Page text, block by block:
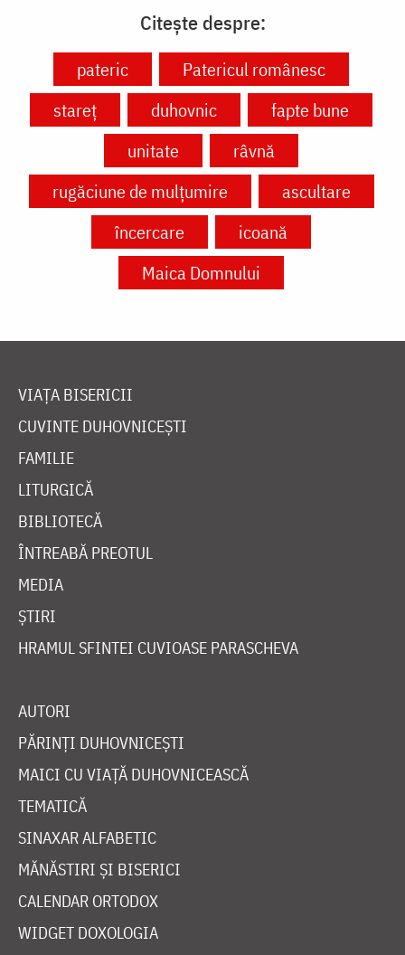
Citește despre:
pateric
Patericul românesc
stareț
duhovnic
fapte bune
unitate
râvnă
rugăciune de mulțumire
ascultare
încercare
icoană
Maica Domnului
VIAȚA BISERICII
CUVINTE DUHOVNICEȘTI
FAMILIE
LITURGICĂ
BIBLIOTECĂ
ÎNTREABĂ PREOTUL
MEDIA
ȘTIRI
HRAMUL SFINTEI CUVIOASE PARASCHEVA
AUTORI
PĂRINȚI DUHOVNICEȘTI
MAICI CU VIAȚĂ DUHOVNICEASCĂ
TEMATICĂ
SINAXAR ALFABETIC
MĂNĂSTIRI ȘI BISERICI
CALENDAR ORTODOX
WIDGET DOXOLOGIA